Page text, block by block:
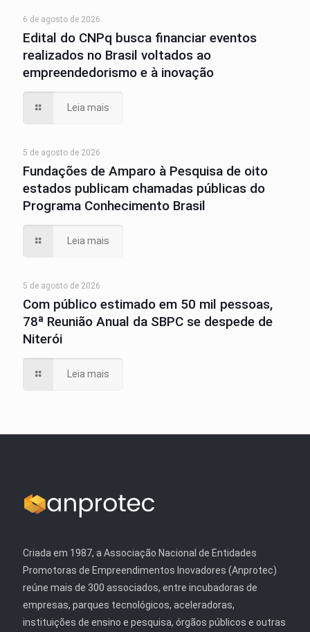
6 de agosto de 2026
Edital do CNPq busca financiar eventos
realizados no Brasil voltados ao
empreendedorismo e à inovação
Leia mais
5 de agosto de 2026
Fundações de Amparo à Pesquisa de oito
estados publicam chamadas públicas do
Programa Conhecimento Brasil
Leia mais
5 de agosto de 2026
Com público estimado em 50 mil pessoas,
78ª Reunião Anual da SBPC se despede de
Niterói
Leia mais
Criada em 1987, a Associação Nacional de Entidades
Promotoras de Empreendimentos Inovadores (Anprotec)
reúne mais de 300 associados, entre incubadoras de
empresas, parques tecnológicos, aceleradoras,
instituições de ensino e pesquisa, órgãos públicos e outras